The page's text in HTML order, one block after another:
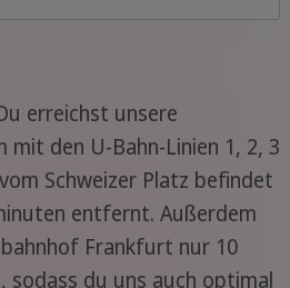
erreichst unsere
mit den U-Bahn-Linien 1, 2, 3
Schweizer Platz befindet
entfernt. Außerdem
Frankfurt nur 10
du uns auch optimal